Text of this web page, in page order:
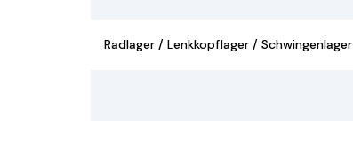
Radlager / Lenkkopflager / Schwingenlager